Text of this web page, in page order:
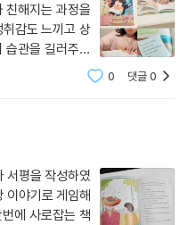
친해지는 과정을
감도 느끼고 상
관을 길러주게
떤책을 선택 해
0 댓글0
서평을 작성하였
이야기로 게임해
에 사로잡는 책